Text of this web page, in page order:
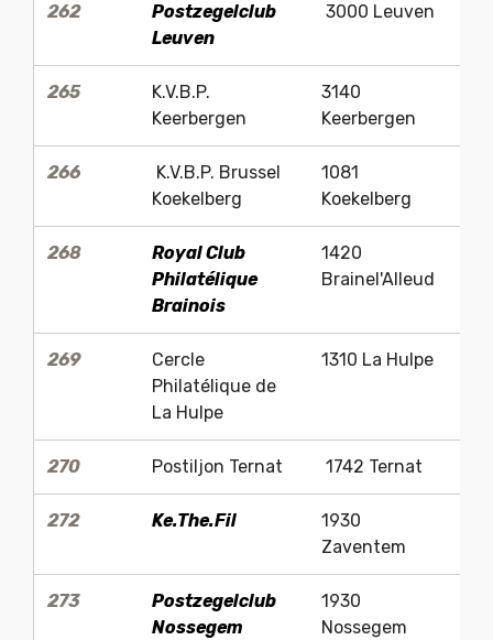
262
Postzegelclub
Leuven
3000 Leuven
265
K.V.B.P.
Keerbergen
3140
Keerbergen
266
K.V.B.P. Brussel
Koekelberg
1081
Koekelberg
268
Royal Club
Philatélique
Brainois
1420
Brainel'Alleud
269
Cercle
Philatélique de
La Hulpe
1310 La Hulpe
270 Postiljon Ternat 1742 Ternat
272 Ke.The.Fil
1930
Zaventem
273
Postzegelclub
Nossegem
1930
Nossegem